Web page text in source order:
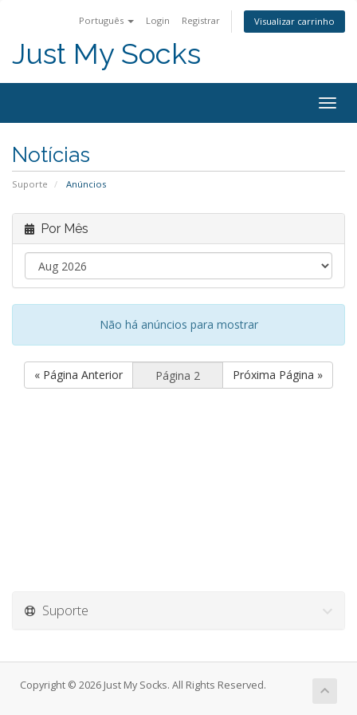
Português Login Registrar Visualizar carrinho
Just My Socks
Notícias
Suporte Anúncios
Por Mês
Não há anúncios para mostrar
« Página Anterior Próxima Página »
Suporte
Copyright © 2026 Just My Socks. All Rights Reserved.